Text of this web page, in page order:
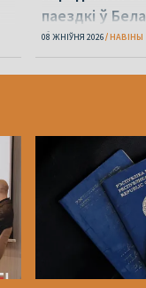
паездкі ў
беларускі
08 ЖНІЎНЯ 2026 НАВІНЫ